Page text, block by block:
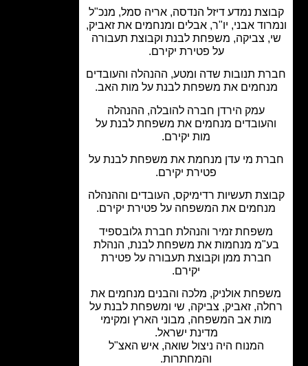
נמדע דיזל הנדסה, אריה סמל, מנכ"ל
אבני, יו"ר, אבלים ומנחמים את זאביק,
צביקה, משפחת לבנת וקבוצת תעבורה
על פטירת יקירם.
תנובות שדה ומטע, ההנהלה והעובדים
את משפחת לבנת על מות האב.
עמק הירדן חברה להובלה, ההנהלה
מנחמים את משפחת לבנת על
מות יקירם.
מי עדן מנחמת את משפחת לבנת על
פטירת יקירם.
תעשיות רדימיקס, העובדים וההנהלה
את המשפחה על פטירת יקירם.
זמיר והנהלת חברת גלובספיד
מנחמות את משפחת לבנת, הנהלת
חברת ממן וקבוצת תעבורה על פטירת
אולניק, מלכה והבנים מנחמים את
זאביק, צביקה, שי ומשפחת לבנת על
מות אב המשפחה, מבוני הארץ ומקימי
מדינת ישראל.
המנוח היה ניצול שואה, איש האצ"ל
והמחתרות.